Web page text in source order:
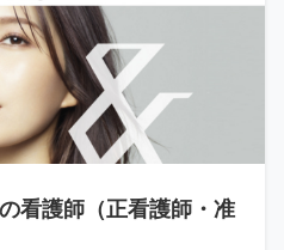
看護師（正看護師・准